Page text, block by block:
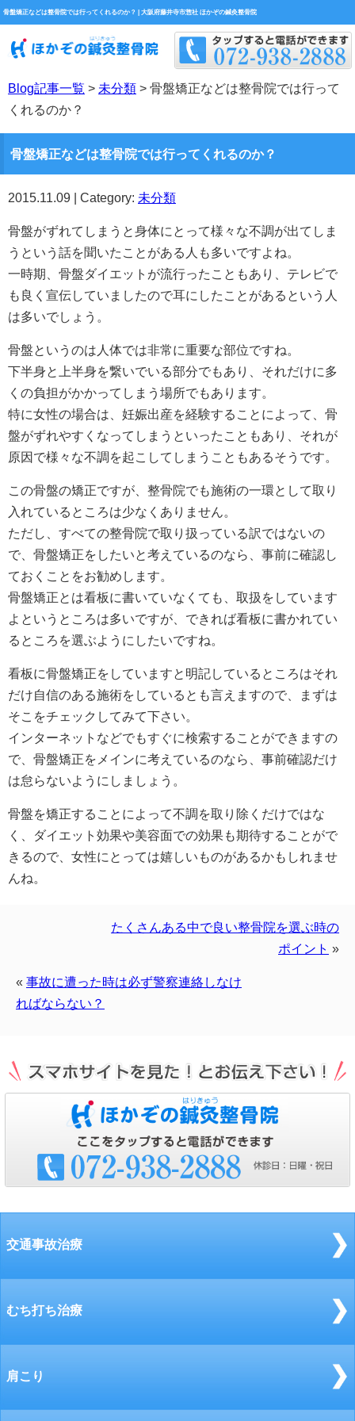
骨盤矯正などは整骨院では行ってくれるのか？ | 大阪府藤井寺市惣社 ほかぞの鍼灸整骨院
Blog記事一覧 > 未分類 > 骨盤矯正などは整骨院では行って
くれるのか？
骨盤矯正などは整骨院では行ってくれるのか？
2015.11.09 | Category: 未分類
骨盤がずれてしまうと身体にとって様々な不調が出てしま
うという話を聞いたことがある人も多いですよね。
一時期、骨盤ダイエットが流行ったこともあり、テレビで
も良く宣伝していましたので耳にしたことがあるという人
は多いでしょう。
骨盤というのは人体では非常に重要な部位ですね。
下半身と上半身を繋いでいる部分でもあり、それだけに多
くの負担がかかってしまう場所でもあります。
特に女性の場合は、妊娠出産を経験することによって、骨
盤がずれやすくなってしまうといったこともあり、それが
原因で様々な不調を起こしてしまうこともあるそうです。
この骨盤の矯正ですが、整骨院でも施術の一環として取り
入れているところは少なくありません。
ただし、すべての整骨院で取り扱っている訳ではないの
で、骨盤矯正をしたいと考えているのなら、事前に確認し
ておくことをお勧めします。
骨盤矯正とは看板に書いていなくても、取扱をしています
よというところは多いですが、できれば看板に書かれてい
るところを選ぶようにしたいですね。
看板に骨盤矯正をしていますと明記しているところはそれ
だけ自信のある施術をしているとも言えますので、まずは
そこをチェックしてみて下さい。
インターネットなどでもすぐに検索することができますの
で、骨盤矯正をメインに考えているのなら、事前確認だけ
は怠らないようにしましょう。
骨盤を矯正することによって不調を取り除くだけではな
く、ダイエット効果や美容面での効果も期待することがで
きるので、女性にとっては嬉しいものがあるかもしれませ
んね。
たくさんある中で良い整骨院を選ぶ時の
ポイント »
« 事故に遭った時は必ず警察連絡しなけ
ればならない？
交通事故治療
むち打ち治療
肩こり